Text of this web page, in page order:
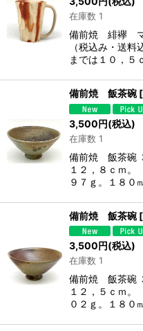
在庫数 1
備前焼 緋襷 マ
（税込み・送
までは１０，
備前焼 飯茶碗 [
3,500円(税込)
在庫数 1
備前焼 飯茶碗
１２，８ｃｍ
９７ｇ。１８
備前焼 飯茶碗 [
3,500円(税込)
在庫数 1
備前焼 飯茶碗
１２，５ｃｍ
０２ｇ。１８